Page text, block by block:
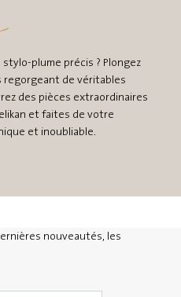
plume précis ? Plongez
regorgeant de véritables
des pièces extraordinaires
et faites de votre
et inoubliable.
nouveautés, les